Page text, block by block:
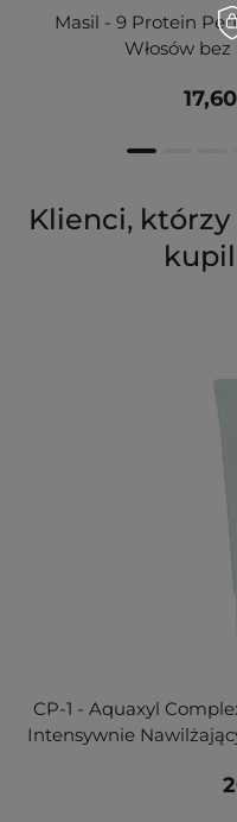
Masil - 9 Protein
Włosów
Klienci,
CP-1 - Aquaxyl
Intensywnie